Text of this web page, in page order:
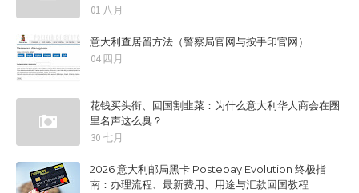
01 八月
意大利查居留方法（警察局官网与按手印官网）
04 四月
花钱买头衔、回国割韭菜：为什么意大利华人商会在圈
里名声这么臭？
30 七月
2026 意大利邮局黑卡 Postepay Evolution 终极指
南：办理流程、最新费用、用途与汇款回国教程